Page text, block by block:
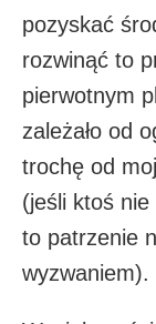
pozyskać
rozwinąć to
pierwotnym
zależało od
trochę od
(jeśli ktoś
to patrzenie